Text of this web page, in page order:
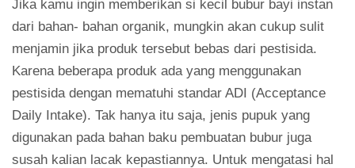
Jika kamu ingin memberikan si kecil bubur bayi instan
dari bahan- bahan organik, mungkin akan cukup sulit
menjamin jika produk tersebut bebas dari pestisida.
Karena beberapa produk ada yang menggunakan
pestisida dengan mematuhi standar ADI (Acceptance
Daily Intake). Tak hanya itu saja, jenis pupuk yang
digunakan pada bahan baku pembuatan bubur juga
susah kalian lacak kepastiannya. Untuk mengatasi hal